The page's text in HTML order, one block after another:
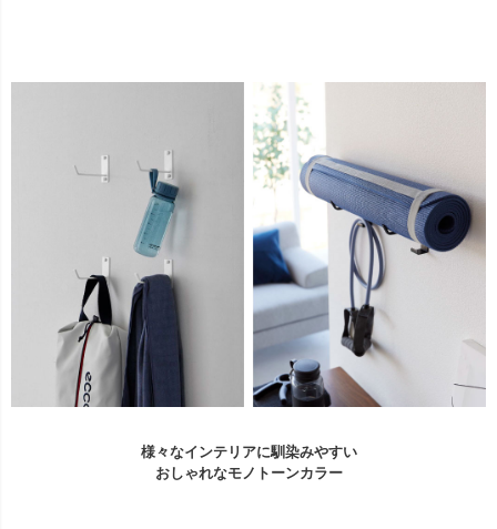
様々なインテリアに馴染みやすい
おしゃれなモノトーンカラー